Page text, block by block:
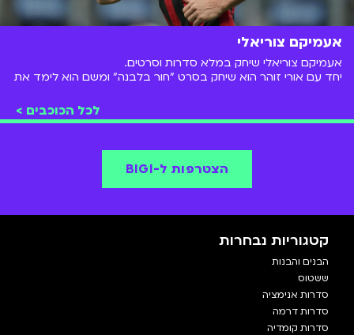
אעמיקם צוריאלי
אעמיקם צוריאלי שיחק במלא סדרות וסרטים.
יחד עם אורי זוהר הוא שיחק בסרט "חור בלבנה" ומשם הוא לימד את
הסדרה האהובה עליו היאששטוסשנת 2008.
הצטרפו אלינו ותראו את המסע של עמיקם ב-BIGI
!
לכל הכוכבים >
הצטרפות ל-BIGI
קטגוריות נבחרות
הבנים והבנות
ששטוס
סדרות אנימציה
סדרות דרמה
סדרות קומדיה